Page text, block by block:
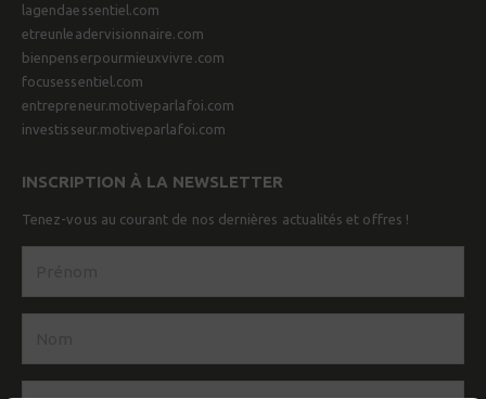
lagendaessentiel.com
etreunleadervisionnaire.com
bienpenserpourmieuxvivre.com
focusessentiel.com
entrepreneur.motiveparlafoi.com
investisseur.motiveparlafoi.com
INSCRIPTION À LA NEWSLETTER
Tenez-vous au courant de nos dernières actualités et offres !